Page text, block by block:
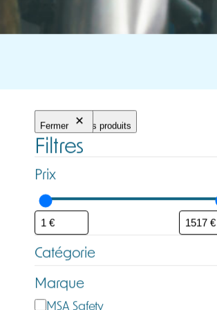
Filtrer les produits
Fermer
Filtres
Prix
Catégorie
C
a
Marque
MMSA Safety